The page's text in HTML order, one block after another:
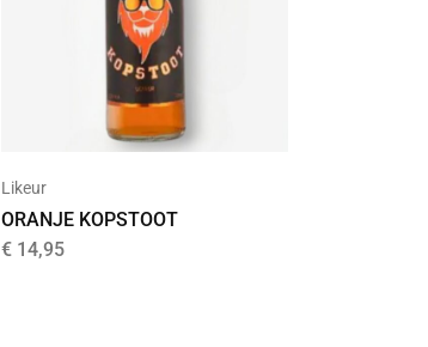
Likeur
ORANJE KOPSTOOT
€ 14,95